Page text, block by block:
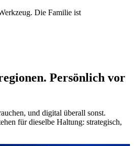
Die Familie ist
Persönlich vor
und digital überall sonst.
für dieselbe Haltung: strategisch,